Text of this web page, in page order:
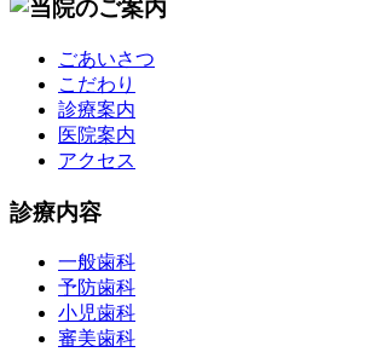
ごあいさつ
こだわり
診療案内
医院案内
アクセス
診療内容
一般歯科
予防歯科
小児歯科
審美歯科